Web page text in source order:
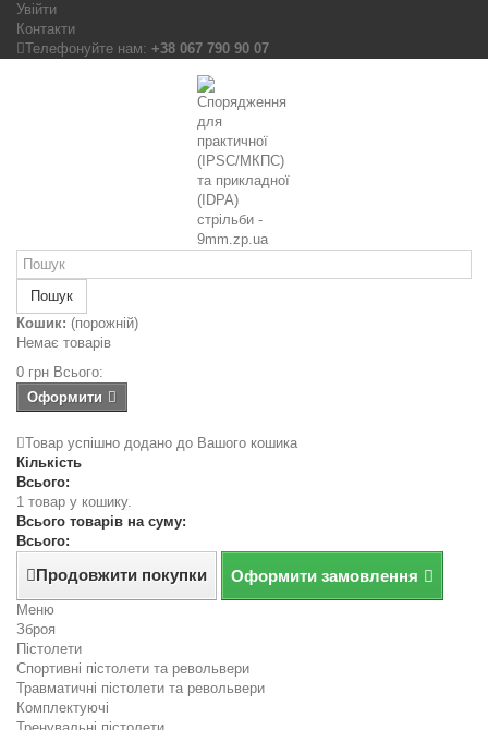
Увійти
Контакти
Телефонуйте нам: +38 067 790 90 07
Пошук
Кошик: (порожній)
Немає товарів
0 грн Всього:
Оформити
Товар успішно додано до Вашого кошика
Кількість
Всього:
1 товар у кошику.
Всього товарів на суму:
Всього:
Продовжити покупки Оформити замовлення
Меню
Зброя
Пістолети
Спортивні пістолети та револьвери
Травматичні пістолети та револьвери
Комплектуючі